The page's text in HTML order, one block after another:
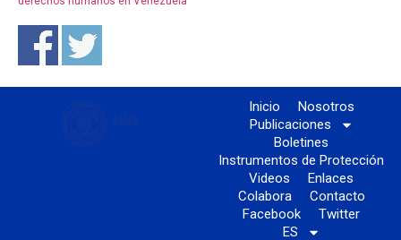
Inicio
Nosotros
Publicaciones
Boletines
Instrumentos de Protección
Videos
Enlaces
Colabora
Contacto
Facebook
Twitter
ES